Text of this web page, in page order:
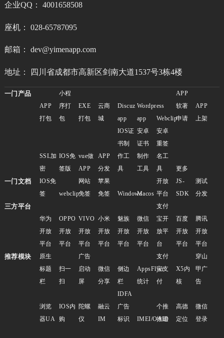
企业QQ： 4001658508
座机： 028-65787095
邮箱： dev@yimenapp.com
地址： 四川省成都市高新区剑南大道1537号3栋4楼
一门产品
APP
打包
小程
序打
包
EXE
打包
云商
城
Discuz
app
Wordpress
app
Webclip
APP
软著
申请
APP
上架
SSL加
密
IOS免
签版
vue做
APP
APP
分发
IOS证
书制
作工
具
安卓
证书
制作
工具
安卓
重签
名工
具
更多
一门文档
IOS免
签
webclip
网站
免签
苹果
免签
WindowsMacos
开放
平台
JS-
SDK
测试
分发
三方平台
华为
开放
平台
OPPO
开放
平台
VIVO
开放
平台
小米
开放
平台
魅族
开放
平台
微信
开放
平台
支付
宝开
放平
台
百度
开放
平台
腾讯
开放
平台
推荐模块
原生
标题
栏
扫一
扫
广告
启动
屏
微信
分享
侧边
栏
AppsFlyer
统计
支付
宝支
付
X5内
核
穿山
甲广
告
浏览
器UA
IOS内
购
陀螺
仪
融云
IM
IDFA
广告
标识
IMEI/OAID
个推
推送
高德
定位
微信
登录